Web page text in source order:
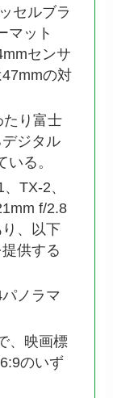
セルブラ
マット
センサ
の対
たり富士
ジタル
る。
TX-2、
f/2.8
、以下
供する
ノラマ
、映画標
のいず